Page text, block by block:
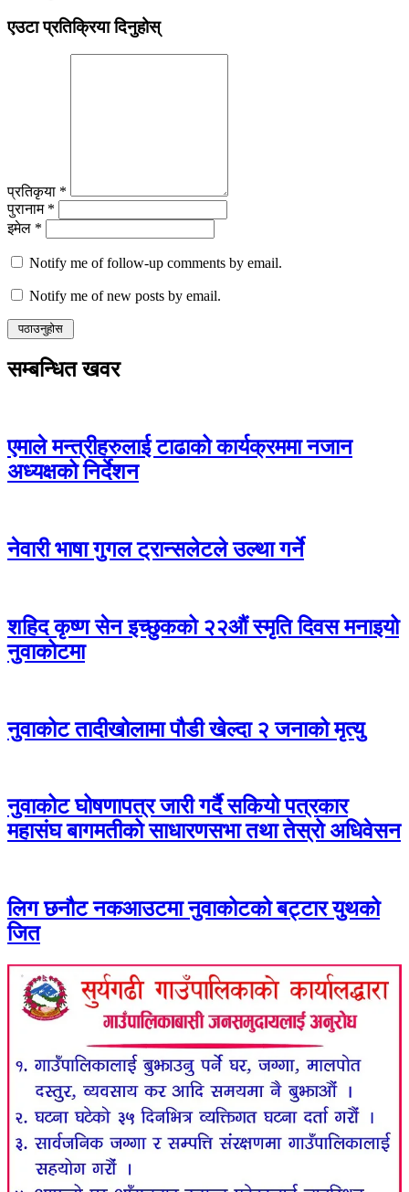
एउटा प्रतिक्रिया दिनुहोस्
प्रतिकृया *
पुरानाम *
इमेल *
Notify me of follow-up comments by email.
Notify me of new posts by email.
सम्बन्धित खवर
एमाले मन्त्रीहरुलाई टाढाको कार्यक्रममा नजान
अध्यक्षको निर्देशन
नेवारी भाषा गुगल ट्रान्सलेटले उल्था गर्ने
शहिद कृष्ण सेन इच्छुकको २२औं स्मृति दिवस मनाइयो
नुवाकोटमा
नुवाकोट तादीखोलामा पौडी खेल्दा २ जनाको मृत्यु
नुवाकोट घोषणापत्र जारी गर्दै सकियो पत्रकार
महासंघ बागमतीको साधारणसभा तथा तेस्रो अधिवेसन
लिग छनौट नकआउटमा नुवाकोटको बट्टार युथको
जित